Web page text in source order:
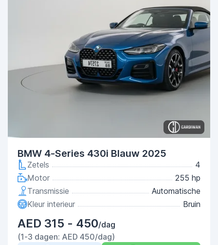
BMW 4-Series 430i Blauw 2025
Zetels
4
Motor
255 hp
Transmissie
Automatische
Kleur interieur
Bruin
AED 315 - 450/dag
(1-3 dagen: AED 450/dag)